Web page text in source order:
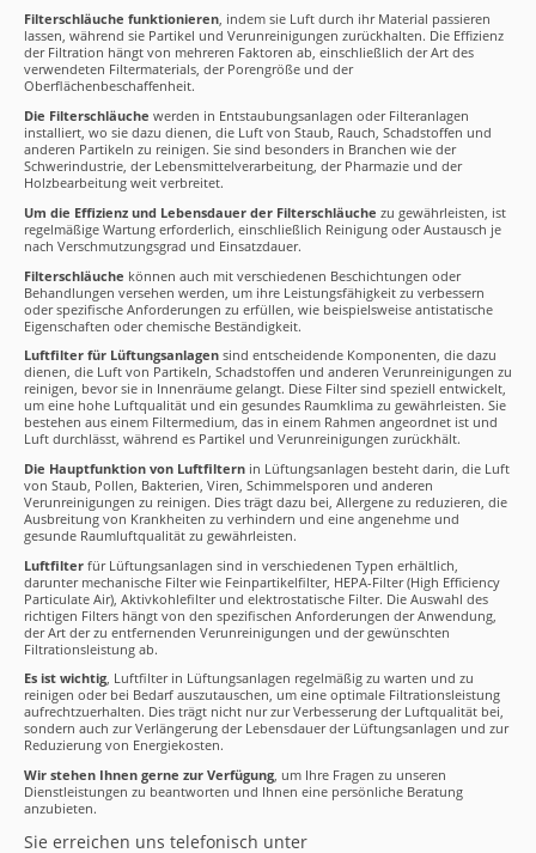
Filterschläuche funktionieren, indem sie Luft durch ihr Material passieren
lassen, während sie Partikel und Verunreinigungen zurückhalten. Die Effizienz
der Filtration hängt von mehreren Faktoren ab, einschließlich der Art des
verwendeten Filtermaterials, der Porengröße und der
Oberflächenbeschaffenheit.
Die Filterschläuche werden in Entstaubungsanlagen oder Filteranlagen
installiert, wo sie dazu dienen, die Luft von Staub, Rauch, Schadstoffen und
anderen Partikeln zu reinigen. Sie sind besonders in Branchen wie der
Schwerindustrie, der Lebensmittelverarbeitung, der Pharmazie und der
Holzbearbeitung weit verbreitet.
Um die Effizienz und Lebensdauer der Filterschläuche zu gewährleisten, ist
regelmäßige Wartung erforderlich, einschließlich Reinigung oder Austausch je
nach Verschmutzungsgrad und Einsatzdauer.
Filterschläuche können auch mit verschiedenen Beschichtungen oder
Behandlungen versehen werden, um ihre Leistungsfähigkeit zu verbessern
oder spezifische Anforderungen zu erfüllen, wie beispielsweise antistatische
Eigenschaften oder chemische Beständigkeit.
Luftfilter für Lüftungsanlagen sind entscheidende Komponenten, die dazu
dienen, die Luft von Partikeln, Schadstoffen und anderen Verunreinigungen zu
reinigen, bevor sie in Innenräume gelangt. Diese Filter sind speziell entwickelt,
um eine hohe Luftqualität und ein gesundes Raumklima zu gewährleisten. Sie
bestehen aus einem Filtermedium, das in einem Rahmen angeordnet ist und
Luft durchlässt, während es Partikel und Verunreinigungen zurückhält.
Die Hauptfunktion von Luftfiltern in Lüftungsanlagen besteht darin, die Luft
von Staub, Pollen, Bakterien, Viren, Schimmelsporen und anderen
Verunreinigungen zu reinigen. Dies trägt dazu bei, Allergene zu reduzieren, die
Ausbreitung von Krankheiten zu verhindern und eine angenehme und
gesunde Raumluftqualität zu gewährleisten.
Luftfilter für Lüftungsanlagen sind in verschiedenen Typen erhältlich,
darunter mechanische Filter wie Feinpartikelfilter, HEPA-Filter (High Efficiency
Particulate Air), Aktivkohlefilter und elektrostatische Filter. Die Auswahl des
richtigen Filters hängt von den spezifischen Anforderungen der Anwendung,
der Art der zu entfernenden Verunreinigungen und der gewünschten
Filtrationsleistung ab.
Es ist wichtig, Luftfilter in Lüftungsanlagen regelmäßig zu warten und zu
reinigen oder bei Bedarf auszutauschen, um eine optimale Filtrationsleistung
aufrechtzuerhalten. Dies trägt nicht nur zur Verbesserung der Luftqualität bei,
sondern auch zur Verlängerung der Lebensdauer der Lüftungsanlagen und zur
Reduzierung von Energiekosten.
Wir stehen Ihnen gerne zur Verfügung, um Ihre Fragen zu unseren
Dienstleistungen zu beantworten und Ihnen eine persönliche Beratung
anzubieten.
Sie erreichen uns telefonisch unter